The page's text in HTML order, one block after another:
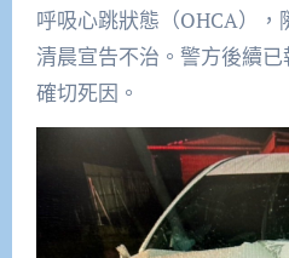
呼吸心跳狀態（OHCA）
清晨宣告不治。警方後續
確切死因。